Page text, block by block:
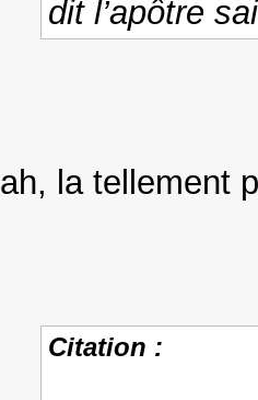
dit l’apôtre
ah, la tellement
Citation :